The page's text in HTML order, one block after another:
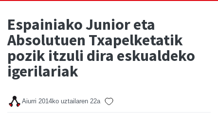
Espainiako Junior eta
Absolutuen Txapelketatik
pozik itzuli dira eskualdeko
igerilariak
Aiurri 2014ko uztailaren 22a